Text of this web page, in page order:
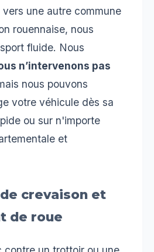
une autre commune
rouennaise, nous
fluide. Nous
n’intervenons pas
nous pouvons
votre véhicule dès sa
ou sur n'importe
et
crevaison et
de roue